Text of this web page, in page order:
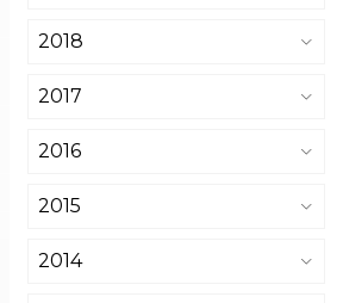
2018
2017
2016
2015
2014